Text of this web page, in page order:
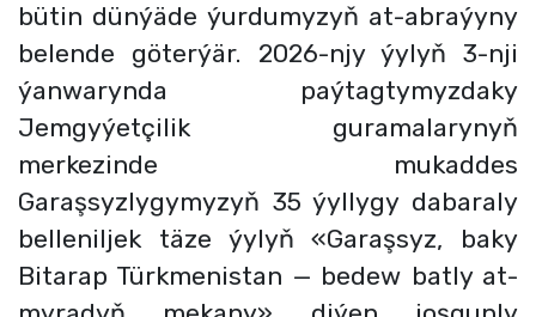
bütin dünýäde ýurdumyzyň at-abraýyny
belende göterýär. 2026-njy ýylyň 3-nji
ýanwarynda paýtagtymyzdaky
Jemgyýetçilik guramalarynyň
merkezinde mukaddes
Garaşsyzlygymyzyň 35 ýyllygy dabaraly
belleniljek täze ýylyň «Garaşsyz, baky
Bitarap Türkmenistan — bedew batly at-